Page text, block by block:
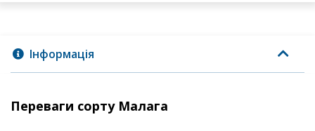
Інформація
Переваги сорту Малага